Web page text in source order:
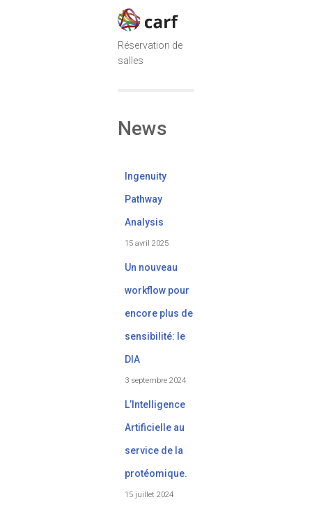
Réservation de
salles
News
Ingenuity
Pathway
Analysis
15 avril 2025
Un nouveau
workflow pour
encore plus de
sensibilité: le
DIA
3 septembre 2024
L’Intelligence
Artificielle au
service de la
protéomique.
15 juillet 2024